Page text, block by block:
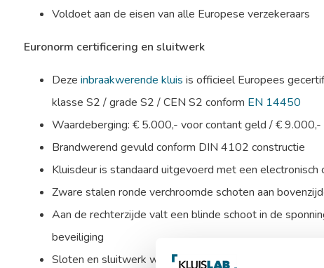
Voldoet aan de eisen van alle Europese verzekeraars
Euronorm certificering en sluitwerk
Deze inbraakwerende kluis is officieel Europees
klasse S2 / grade S2 / CEN S2 conform EN 14450
Waardeberging: € 5.000,- voor contant geld / €
Brandwerend gevuld conform DIN 4102 constructie
Kluisdeur is standaard uitgevoerd met een electronisch
Zware stalen ronde verchroomde schoten aan
Aan de rechterzijde valt een blinde schoot in de
beveiliging
Sloten en sluitwerk worden beschermd door